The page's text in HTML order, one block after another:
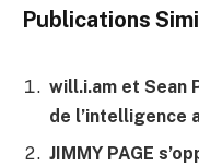
Publications
will.i.am et Sean
de l’intelligence
JIMMY PAGE